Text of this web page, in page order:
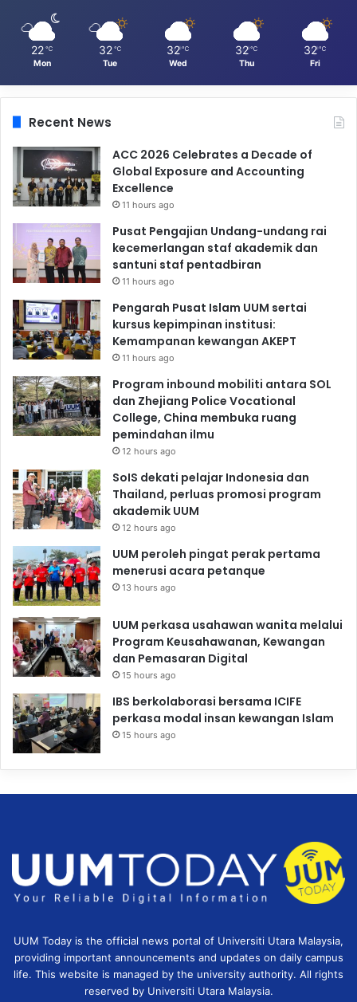
22 ℃
Mon
32 ℃
Tue
32 ℃
Wed
32 ℃
Thu
32 ℃
Fri
Recent News
ACC 2026 Celebrates a Decade of
Global Exposure and Accounting
Excellence
11 hours ago
Pusat Pengajian Undang-undang rai
kecemerlangan staf akademik dan
santuni staf pentadbiran
11 hours ago
Pengarah Pusat Islam UUM sertai
kursus kepimpinan institusi:
Kemampanan kewangan AKEPT
11 hours ago
Program inbound mobiliti antara SOL
dan Zhejiang Police Vocational
College, China membuka ruang
pemindahan ilmu
12 hours ago
SoIS dekati pelajar Indonesia dan
Thailand, perluas promosi program
akademik UUM
12 hours ago
UUM peroleh pingat perak pertama
menerusi acara petanque
13 hours ago
UUM perkasa usahawan wanita melalui
Program Keusahawanan, Kewangan
dan Pemasaran Digital
15 hours ago
IBS berkolaborasi bersama ICIFE
perkasa modal insan kewangan Islam
15 hours ago
UUM Today is the official news portal of Universiti Utara Malaysia,
providing important announcements and updates on daily campus
life. This website is managed by the university authority. All rights
reserved by Universiti Utara Malaysia.